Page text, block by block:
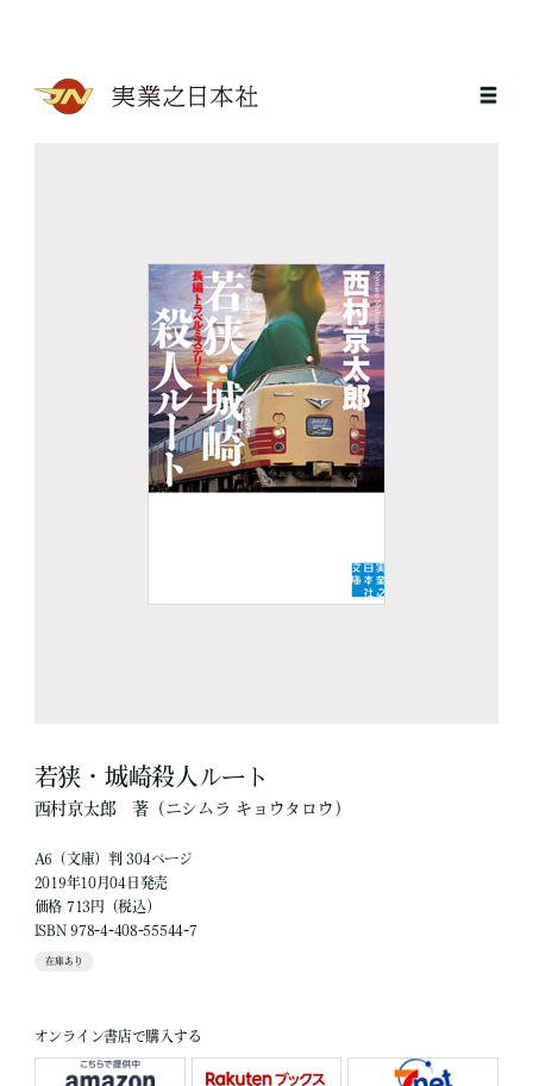
若狭・城崎殺人ルート
西村京太郎 著 （ニシムラ キョウタロウ）
A6（文庫）判 304ページ
2019年10月04日発売
価格 713円（税込）
ISBN 978-4-408-55544-7
在庫あり
オンライン書店で購入する